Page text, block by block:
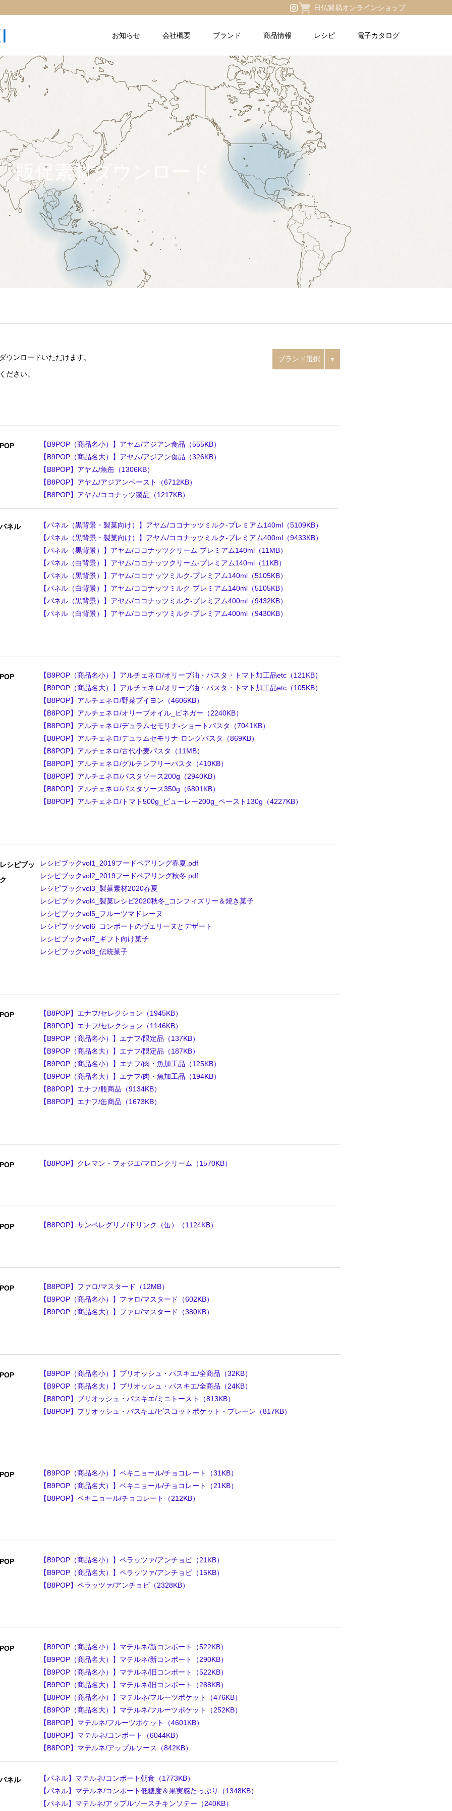
日仏貿易オンラインショップ
お知らせ 会社概要 ブランド 商品情報 レシピ 電子カタログ
販促素材ダウンロード
ウンロードいただけます。
ださい。
ブランド選択
POP
【B9POP（商品名小）】アヤム/アジアン食品（555KB）
【B9POP（商品名大）】アヤム/アジアン食品（326KB）
【B8POP】アヤム/魚缶（1306KB）
【B8POP】アヤム/アジアンペースト（6712KB）
【B8POP】アヤム/ココナッツ製品（1217KB）
パネル
【パネル（黒背景・製菓向け）】アヤム/ココナッツミルク-プレミアム140ml（5109KB）
【パネル（黒背景・製菓向け）】アヤム/ココナッツミルク-プレミアム400ml（9433KB）
【パネル（黒背景）】アヤム/ココナッツクリーム-プレミアム140ml（11MB）
【パネル（白背景）】アヤム/ココナッツクリーム-プレミアム140ml（11KB）
【パネル（黒背景）】アヤム/ココナッツミルク-プレミアム140ml（5105KB）
【パネル（白背景）】アヤム/ココナッツミルク-プレミアム140ml（5105KB）
【パネル（黒背景）】アヤム/ココナッツミルク-プレミアム400ml（9432KB）
【パネル（白背景）】アヤム/ココナッツミルク-プレミアム400ml（9430KB）
POP
【B9POP（商品名小）】アルチェネロ/オリーブ油・パスタ・トマト加工品etc（121KB）
【B9POP（商品名大）】アルチェネロ/オリーブ油・パスタ・トマト加工品etc（105KB）
【B8POP】アルチェネロ/野菜ブイヨン（4606KB）
【B8POP】アルチェネロ/オリーブオイル_ビネガー（2240KB）
【B8POP】アルチェネロ/デュラムセモリナ-ショートパスタ（7041KB）
【B8POP】アルチェネロ/デュラムセモリナ-ロングパスタ（869KB）
【B8POP】アルチェネロ/古代小麦パスタ（11MB）
【B8POP】アルチェネロ/グルテンフリーパスタ（410KB）
【B8POP】アルチェネロ/パスタソース200g（2940KB）
【B8POP】アルチェネロ/パスタソース350g（6801KB）
【B8POP】アルチェネロ/トマト500g_ピューレー200g_ペースト130g（4227KB）
レシピブッ
ク
レシピブックvol1_2019フードペアリング春夏.pdf
レシピブックvol2_2019フードペアリング秋冬.pdf
レシピブックvol3_製菓素材2020春夏
レシピブックvol4_製菓レシピ2020秋冬_コンフィズリー＆焼き菓子
レシピブックvol5_フルーツマドレーヌ
レシピブックvol6_コンポートのヴェリーヌとデザート
レシピブックvol7_ギフト向け菓子
レシピブックvol8_伝統菓子
POP
【B8POP】エナフ/セレクション（1945KB）
【B9POP】エナフ/セレクション（1146KB）
【B9POP（商品名小）】エナフ/限定品（137KB）
【B9POP（商品名大）】エナフ/限定品（187KB）
【B9POP（商品名小）】エナフ/肉・魚加工品（125KB）
【B9POP（商品名大）】エナフ/肉・魚加工品（194KB）
【B8POP】エナフ/瓶商品（9134KB）
【B8POP】エナフ/缶商品（1673KB）
POP 【B8POP】クレマン・フォジエ/マロンクリーム（1570KB）
POP 【B8POP】サンペレグリノ/ドリンク（缶）（1124KB）
POP
【B8POP】ファロ/マスタード（12MB）
【B9POP（商品名小）】ファロ/マスタード（602KB）
【B9POP（商品名大）】ファロ/マスタード（380KB）
POP
【B9POP（商品名小）】ブリオッシュ・パスキエ/全商品（32KB）
【B9POP（商品名大）】ブリオッシュ・パスキエ/全商品（24KB）
【B8POP】ブリオッシュ・パスキエ/ミニトースト（813KB）
【B8POP】ブリオッシュ・パスキエ/ビスコットポケット・プレーン（817KB）
POP
【B9POP（商品名小）】ベキニョール/チョコレート（31KB）
【B9POP（商品名大）】ベキニョール/チョコレート（21KB）
【B8POP】ベキニョール/チョコレート（212KB）
POP
【B9POP（商品名小）】ペラッツァ/アンチョビ（21KB）
【B9POP（商品名大）】ペラッツァ/アンチョビ（15KB）
【B8POP】ペラッツァ/アンチョビ（2328KB）
POP
【B9POP（商品名小）】マテルネ/新コンポート（522KB）
【B9POP（商品名大）】マテルネ/新コンポート（290KB）
【B9POP（商品名小）】マテルネ/旧コンポート（522KB）
【B9POP（商品名大）】マテルネ/旧コンポート（288KB）
【B8POP（商品名小）】マテルネ/フルーツポケット（476KB）
【B9POP（商品名大）】マテルネ/フルーツポケット（252KB）
【B8POP】マテルネ/フルーツポケット（4601KB）
【B8POP】マテルネ/コンポート（6044KB）
【B8POP】マテルネ/アップルソース（842KB）
パネル
【パネル】マテルネ/コンポート朝食（1773KB）
【パネル】マテルネ/コンポート低糖度＆果実感たっぷり（1348KB）
【パネル】マテルネ/アップルソースチキンソテー（240KB）